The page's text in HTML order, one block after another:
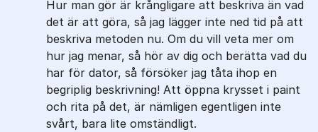
Hur man gör är krångligare att beskriva än vad
det är att göra, så jag lägger inte ned tid på att
beskriva metoden nu. Om du vill veta mer om
hur jag menar, så hör av dig och berätta vad du
har för dator, så försöker jag tåta ihop en
begriplig beskrivning! Att öppna krysset i paint
och rita på det, är nämligen egentligen inte
svårt, bara lite omständligt.